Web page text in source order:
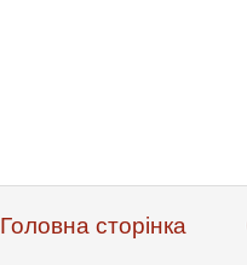
Головна сторінка